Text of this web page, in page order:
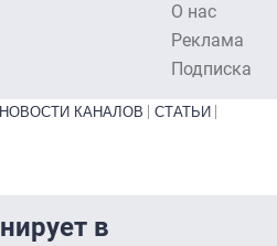
О нас
Реклама
Подписка
НОВОСТИ КАНАЛОВ
СТАТЬИ
в